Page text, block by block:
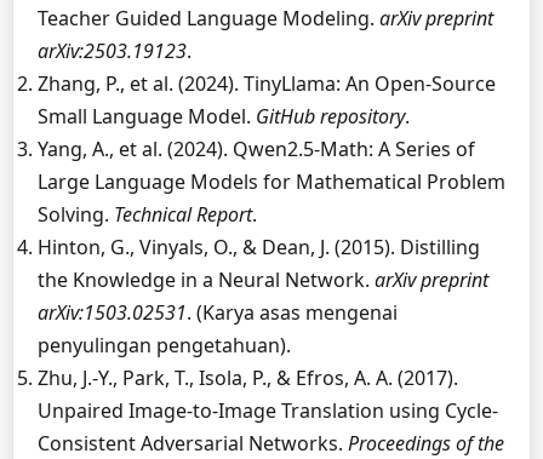
Teacher Guided Language Modeling. arXiv preprint
arXiv:2503.19123.
Zhang, P., et al. (2024). TinyLlama: An Open-Source
Small Language Model. GitHub repository.
Yang, A., et al. (2024). Qwen2.5-Math: A Series of
Large Language Models for Mathematical Problem
Solving. Technical Report.
Hinton, G., Vinyals, O., & Dean, J. (2015). Distilling
the Knowledge in a Neural Network. arXiv preprint
arXiv:1503.02531. (Karya asas mengenai
penyulingan pengetahuan).
Zhu, J.-Y., Park, T., Isola, P., & Efros, A. A. (2017).
Unpaired Image-to-Image Translation using Cycle-
Consistent Adversarial Networks. Proceedings of the